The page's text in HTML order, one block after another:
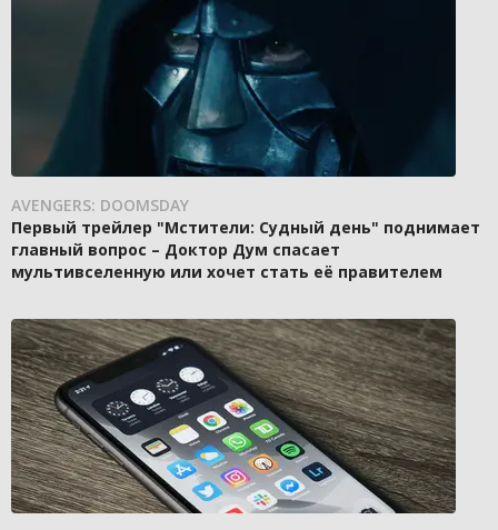
AVENGERS: DOOMSDAY
Первый трейлер "Мстители: Судный день" поднимает
главный вопрос – Доктор Дум спасает
мультивселенную или хочет стать её правителем